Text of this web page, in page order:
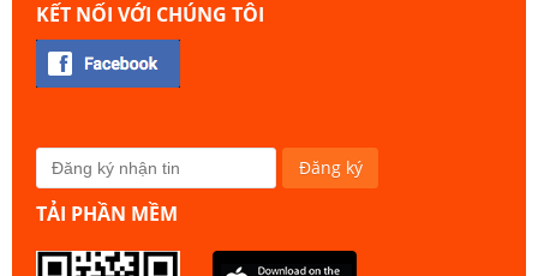
KẾT NỐI VỚI CHÚNG TÔI
TẢI PHẦN MỀM